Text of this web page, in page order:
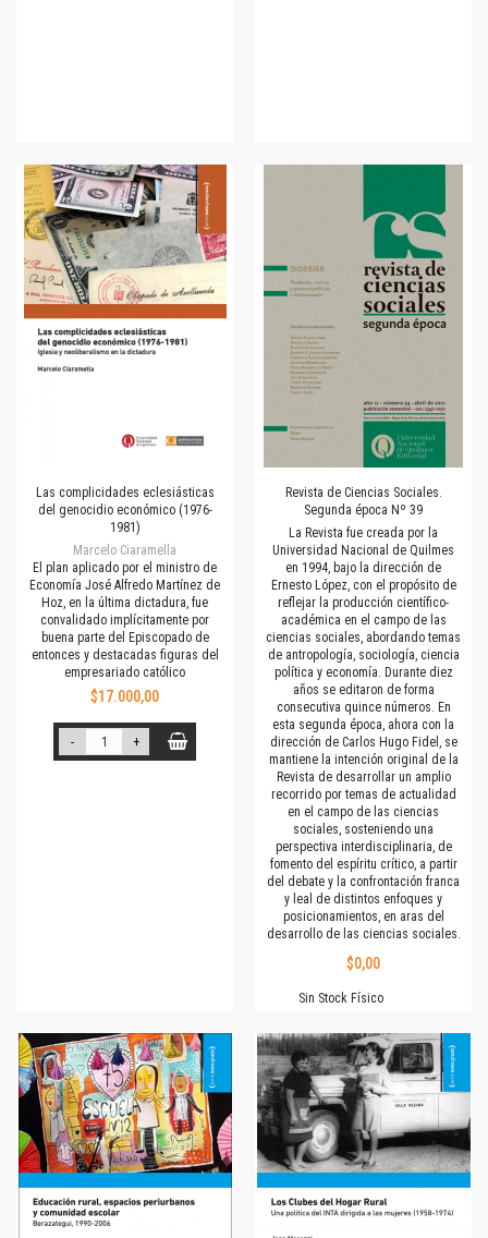
Las complicidades eclesiásticas
del genocidio económico (1976-
1981)
Marcelo Ciaramella
El plan aplicado por el ministro de
Economía José Alfredo Martínez de
Hoz, en la última dictadura, fue
convalidado implícitamente por
buena parte del Episcopado de
entonces y destacadas figuras del
empresariado católico
$17.000,00
- +
Revista de Ciencias Sociales.
Segunda época Nº 39
La Revista fue creada por la
Universidad Nacional de Quilmes
en 1994, bajo la dirección de
Ernesto López, con el propósito de
reflejar la producción científico-
académica en el campo de las
ciencias sociales, abordando temas
de antropología, sociología, ciencia
política y economía. Durante diez
años se editaron de forma
consecutiva quince números. En
esta segunda época, ahora con la
dirección de Carlos Hugo Fidel, se
mantiene la intención original de la
Revista de desarrollar un amplio
recorrido por temas de actualidad
en el campo de las ciencias
sociales, sosteniendo una
perspectiva interdisciplinaria, de
fomento del espíritu crítico, a partir
del debate y la confrontación franca
y leal de distintos enfoques y
posicionamientos, en aras del
desarrollo de las ciencias sociales.
$0,00
Sin Stock Físico